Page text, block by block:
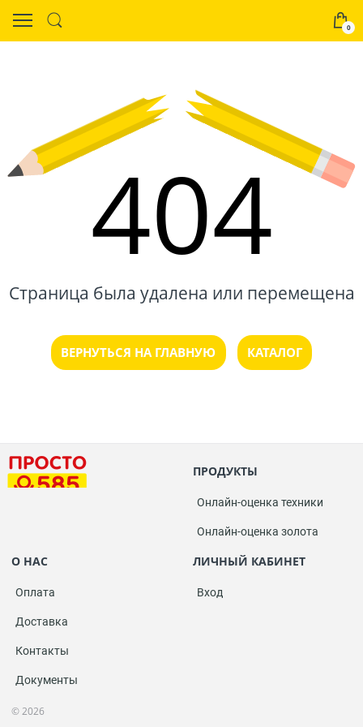
0
404
Страница была удалена или перемещена
ВЕРНУТЬСЯ НА ГЛАВНУЮ КАТАЛОГ
ПРОДУКТЫ
Онлайн-оценка техники
Онлайн-оценка золота
О НАС
Оплата
Доставка
Контакты
Документы
ЛИЧНЫЙ КАБИНЕТ
Вход
© 2026